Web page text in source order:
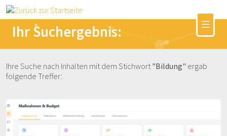
Ihr Suchergebnis:
Ihre Suche nach Inhalten mit dem Stichwort"Bildung" ergab
folgende Treffer: